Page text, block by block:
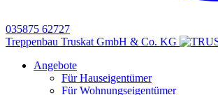
035875 62727
Treppenbau Truskat GmbH & Co. KG
Angebote
Für Hauseigentümer
Für Wohnungseigentümer